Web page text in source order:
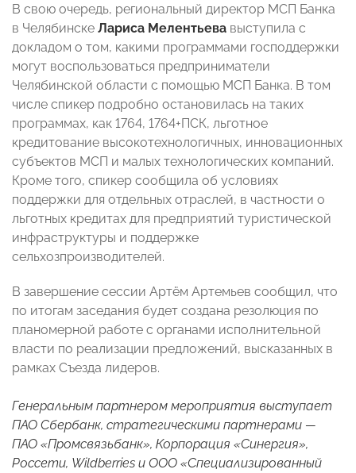
В свою очередь, региональный директор МСП Банка
в Челябинске Лариса Мелентьева выступила с
докладом о том, какими программами господдержки
могут воспользоваться предприниматели
Челябинской области с помощью МСП Банка. В том
числе спикер подробно остановилась на таких
программах, как 1764, 1764+ПСК, льготное
кредитование высокотехнологичных, инновационных
субъектов МСП и малых технологических компаний.
Кроме того, спикер сообщила об условиях
поддержки для отдельных отраслей, в частности о
льготных кредитах для предприятий туристической
инфраструктуры и поддержке
сельхозпроизводителей.
В завершение сессии Артём Артемьев сообщил, что
по итогам заседания будет создана резолюция по
планомерной работе с органами исполнительной
власти по реализации предложений, высказанных в
рамках Съезда лидеров.
Генеральным партнером мероприятия выступает
ПАО Сбербанк, стратегическими партнерами —
ПАО «Промсвязьбанк», Корпорация «Синергия»,
Россети, Wildberries и ООО «Специализированный